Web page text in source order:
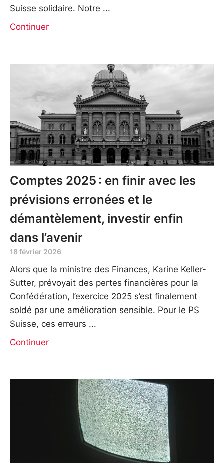
Suisse solidaire. Notre
Continuer
Comptes 2025 : en finir avec les
prévisions erronées et le
démantèlement, investir enfin
dans l’avenir
18 février 2026
Alors que la ministre des Finances, Karine Keller-
Sutter, prévoyait des pertes financières pour la
Confédération, l’exercice 2025 s’est finalement
soldé par une amélioration sensible. Pour le PS
Suisse, ces erreurs
Continuer